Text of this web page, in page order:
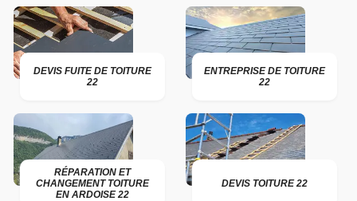
DEVIS FUITE DE TOITURE
22
ENTREPRISE DE TOITURE
22
RÉPARATION ET
CHANGEMENT TOITURE
EN ARDOISE 22
DEVIS TOITURE 22